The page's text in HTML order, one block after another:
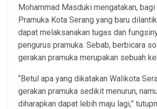
Mohammad Masduki mengatakan,
Pramuka Kota Serang yang baru
dapat melaksanakan tugas dan
pengurus pramuka. Sebab, berbicara
gerakan pramuka merupakan sebuah
“Betul apa yang dikatakan Walikota
gerakan pramuka sedikit menurun,
diharapkan dapat lebih maju lagi,”